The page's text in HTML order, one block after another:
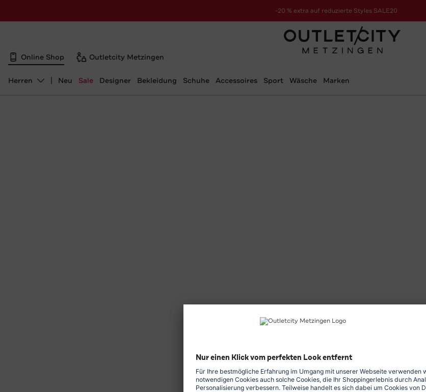
-20 % extra auf reduzierte Styles SALE20
zur Aktion
Online Shop Outletcity Metzingen
Abteilung ändern, ausgewählt:
Herren Neu Sale Designer Bekleidung Schuhe Accessoires Sport Wäsche Marken